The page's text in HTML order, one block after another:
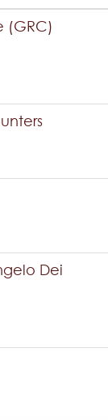
(GRC)
Dei